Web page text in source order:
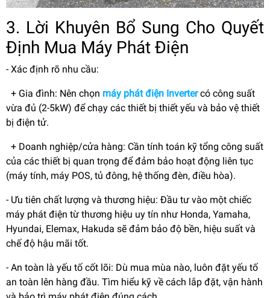
3. Lời Khuyên Bổ Sung Cho Quyết
Định Mua Máy Phát Điện
- Xác định rõ nhu cầu:
+ Gia đình: Nên chọn máy phát điện Invertercó công suất
vừa đủ (2-5kW) để chạy các thiết bị thiết yếu và bảo vệ thiết
bị điện tử.
+ Doanh nghiệp/cửa hàng: Cần tính toán kỹ tổng công suất
của các thiết bị quan trọng để đảm bảo hoạt động liên tục
(máy tính, máy POS, tủ đông, hệ thống đèn, điều hòa).
- Ưu tiên chất lượng và thương hiệu: Đầu tư vào một chiếc
máy phát điện từ thương hiệu uy tín như Honda, Yamaha,
Hyundai, Elemax, Hakuda sẽ đảm bảo độ bền, hiệu suất và
chế độ hậu mãi tốt.
- An toàn là yếu tố cốt lõi: Dù mua mùa nào, luôn đặt yếu tố
an toàn lên hàng đầu. Tìm hiểu kỹ về cách lắp đặt, vận hành